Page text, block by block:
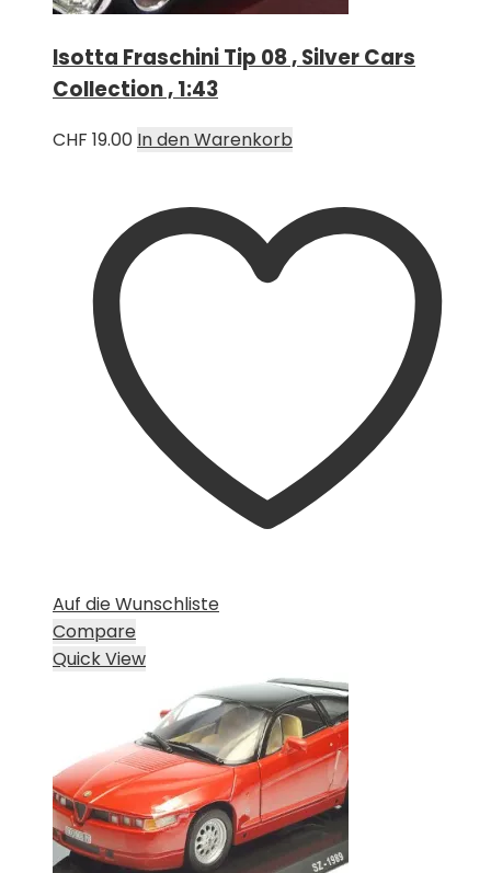
Isotta Fraschini Tip 08 , Silver Cars
Collection , 1:43
CHF 19.00 In den Warenkorb
Auf die Wunschliste
Compare
Quick View